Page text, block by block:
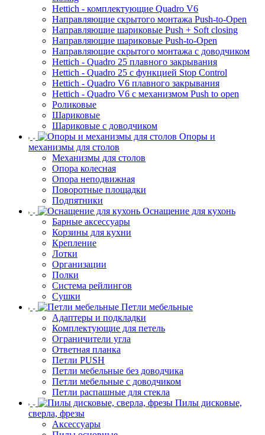
Hettich - комплектующие Quadro V6
Направляющие скрытого монтажа Push-to-Open
Направляющие шариковые Push + Soft closing
Направляющие шариковые Push-to-Open
Направляющие скрытого монтажа с доводчиком
Hettich - Quadro 25 плавного закрывания
Hettich - Quadro 25 с функцией Stop Control
Hettich - Quadro V6 плавного закрывания
Hettich - Quadro V6 с механизмом Push to open
Роликовые
Шариковые
Шариковые с доводчиком
Опоры и
механизмы для столов
Механизмы для столов
Опора колесная
Опора неподвижная
Поворотные площадки
Подпятники
Оснащение для кухонь
Барные аксессуары
Корзины для кухни
Крепление
Лотки
Организации
Полки
Система рейлингов
Сушки
Петли мебельные
Адаптеры и подкладки
Комплектующие для петель
Ограничители угла
Ответная планка
Петли PUSH
Петли мебельные без доводчика
Петли мебельные с доводчиком
Петли распашные для стекла
Пилы дисковые,
сверла, фрезы
Аксессуары